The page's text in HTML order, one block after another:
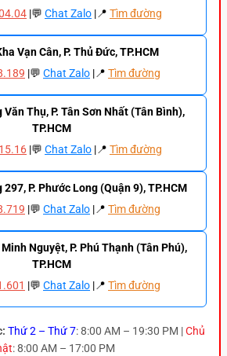
|💬 Chat Zalo |📍 Tìm đường
Vạn Cân, P. Thủ Đức, TP.HCM
|💬 Chat Zalo |📍 Tìm đường
Văn Thụ, P. Tân Sơn Nhất (Tân Bình),
TP.HCM
|💬 Chat Zalo |📍 Tìm đường
P. Phước Long (Quận 9), TP.HCM
|💬 Chat Zalo |📍 Tìm đường
Nguyệt, P. Phú Thạnh (Tân Phú),
TP.HCM
|💬 Chat Zalo |📍 Tìm đường
Thứ 2 – Thứ 7: 8:00 AM – 19:30 PM |Chủ
: 8:00 AM – 17:00 PM